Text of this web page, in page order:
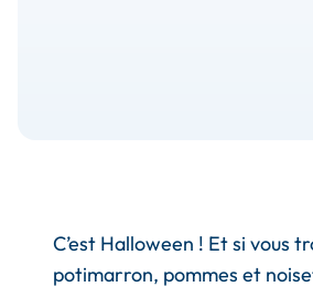
C’est Halloween ! Et si vous
potimarron, pommes et